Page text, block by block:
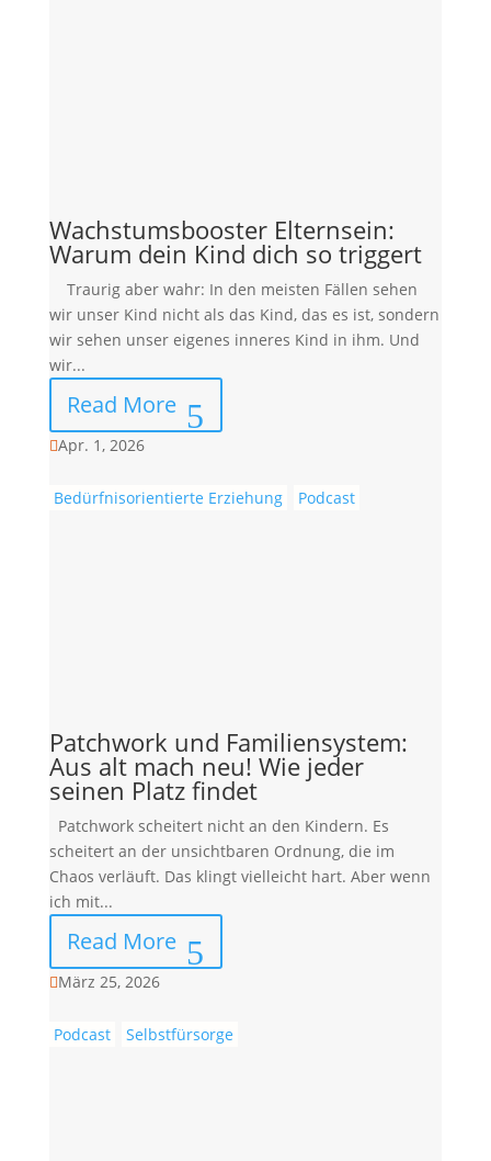
Wachstumsbooster Elternsein:
Warum dein Kind dich so triggert
Traurig aber wahr: In den meisten Fällen sehen
wir unser Kind nicht als das Kind, das es ist, sondern
wir sehen unser eigenes inneres Kind in ihm. Und
wir...
Read More
Apr. 1, 2026
Bedürfnisorientierte Erziehung Podcast
Patchwork und Familiensystem:
Aus alt mach neu! Wie jeder
seinen Platz findet
Patchwork scheitert nicht an den Kindern. Es
scheitert an der unsichtbaren Ordnung, die im
Chaos verläuft. Das klingt vielleicht hart. Aber wenn
ich mit...
Read More
März 25, 2026
Podcast Selbstfürsorge